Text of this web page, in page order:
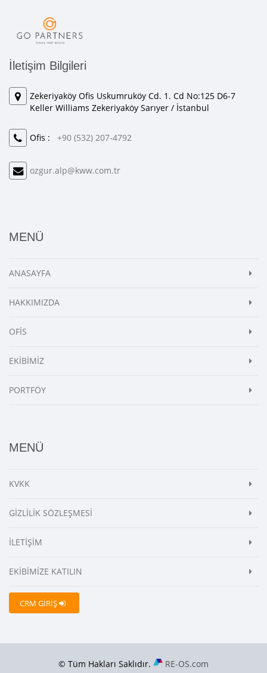
İletişim Bilgileri
Zekeriyaköy Ofis Uskumruköy Cd. 1. Cd No:125 D6-7
Keller Williams Zekeriyaköy Sarıyer / İstanbul
Ofis : +90 (532) 207-4792
ozgur.alp@kww.com.tr
MENÜ
ANASAYFA
HAKKIMIZDA
OFİS
EKİBİMİZ
PORTFÖY
MENÜ
KVKK
GİZLİLİK SÖZLEŞMESİ
İLETİŞİM
EKİBİMİZE KATILIN
CRM GİRİŞ
© Tüm Hakları Saklıdır. RE-OS.com